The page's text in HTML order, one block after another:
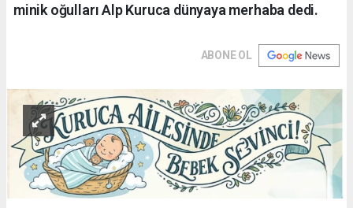
minik oğulları Alp Kuruca dünyaya merhaba dedi.
ABONE OL